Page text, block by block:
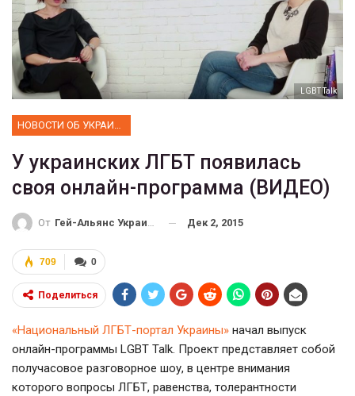
LGBT Talk
У украинских ЛГБТ появилась
своя онлайн-программа (ВИДЕО)
От Гей-Альянс Украина Дек 2, 2015
0
709
Поделиться
«Национальный ЛГБТ-портал Украины» начал выпуск
онлайн-программы LGBT Talk. Проект представляет собой
получасовое разговорное шоу, в центре внимания
которого вопросы ЛГБТ, равенства, толерантности